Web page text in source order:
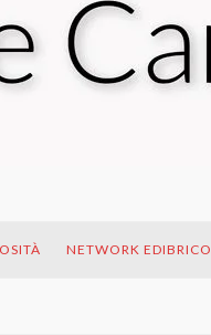
NETWORK EDIBRICO